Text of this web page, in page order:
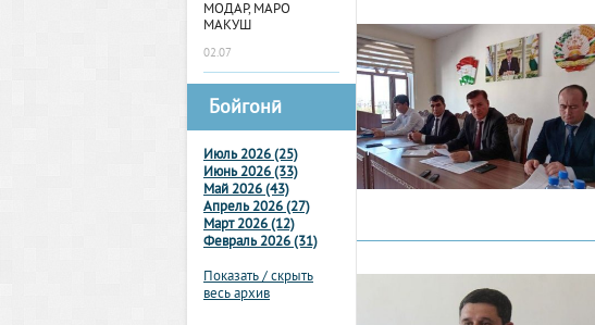
МОДАР, МАРО
МАКУШ
02.07
Бойгонӣ
Июль 2026 (25)
Июнь 2026 (33)
Май 2026 (43)
Апрель 2026 (27)
Март 2026 (12)
Февраль 2026 (31)
Показать / скрыть
весь архив